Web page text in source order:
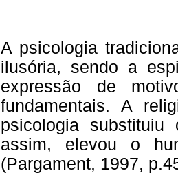
A psicologia
ilusória, sendo a
expressão de
fundamentais. A
psicologia
assim, elevou o
(Pargament, 1997,